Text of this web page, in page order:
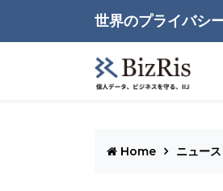
世界のプライバシ
Home ニュース